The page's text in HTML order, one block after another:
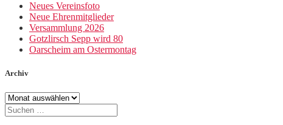
Neues Vereinsfoto
Neue Ehrenmitglieder
Versammlung 2026
Gotzlirsch Sepp wird 80
Oarscheim am Ostermontag
Archiv
Archiv
Suche
nach: